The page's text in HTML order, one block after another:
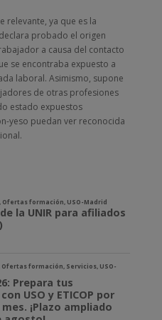
relevante, ya que es la
probado el origen
a causa del contacto
se encontraba expuesto a
laboral. Asimismo, supone
de otras profesiones
estado expuestos
yeso puedan ver reconocida